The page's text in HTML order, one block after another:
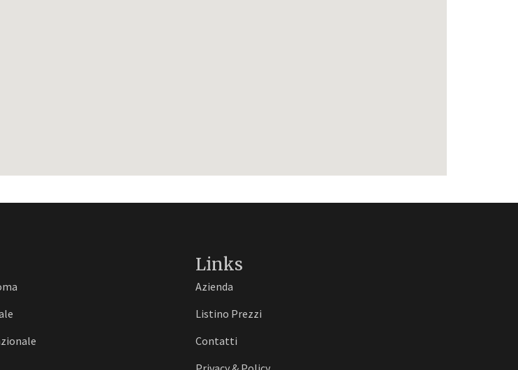
Links
Azienda
Listino Prezzi
Contatti